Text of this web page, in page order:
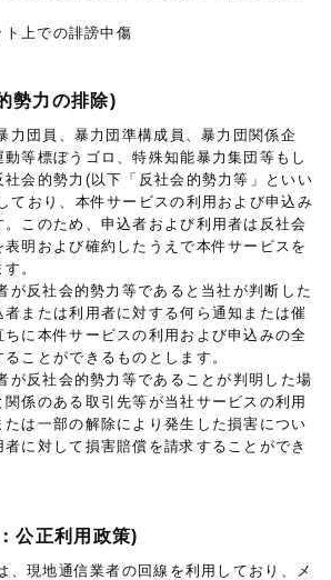
上での誹謗中傷
勢力の排除)
力団員、暴力団準構成員、暴力団関係企
等標ぼうゴロ、特殊知能暴力集団等もし
社会的勢力(以下「反社会的勢力等」といい
ており、本件サービスの利用および申込み
このため、申込者および利用者は反社会
明および確約したうえで本件サービスを
。
が反社会的勢力等であると当社が判断した
または利用者に対する何ら通知または催
に本件サービスの利用および申込みの全
ことができるものとします。
が反社会的勢力等であることが判明した場
係のある取引先等が当社サービスの利用
は一部の解除により発生した損害につい
に対して損害賠償を請求することができ
公正利用政策)
、現地通信業者の回線を利用しており、メ